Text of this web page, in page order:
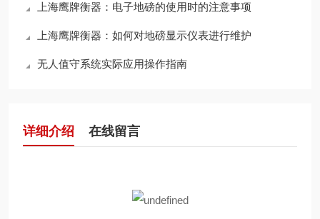
上海鹰牌衡器：电子地磅的使用时的注意事项
上海鹰牌衡器：如何对地磅显示仪表进行维护
无人值守系统实际应用操作指南
详细介绍 在线留言